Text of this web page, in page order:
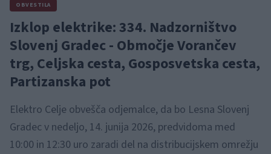
OBVESTILA
Izklop elektrike: 334. Nadzorništvo
Slovenj Gradec - Območje Vorančev
trg, Celjska cesta, Gosposvetska cesta,
Partizanska pot
Elektro Celje obvešča odjemalce, da bo Lesna Slovenj
Gradec v nedeljo, 14. junija 2026, predvidoma med
10:00 in 12:30 uro zaradi del na distribucijskem omrežju